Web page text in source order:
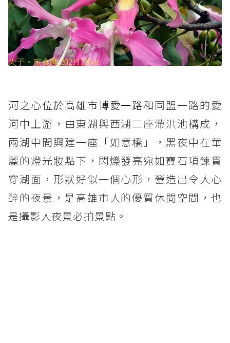
河之心位於高雄市博愛一路和同盟一路的愛
河中上游，由東湖與西湖二座滯洪池構成，
兩湖中間興建一座「如意橋」，黑夜中在華
麗的燈光妝點下，閃爍發亮宛如寶石項鍊貫
穿湖面，形狀好似一個心形，營造出令人心
醉的夜景，是高雄市人的優質休閒空間，也
是攝影人夜景必拍景點。